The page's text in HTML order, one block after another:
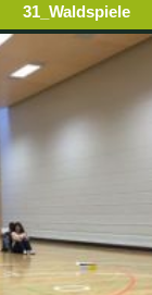
31_Waldspiele